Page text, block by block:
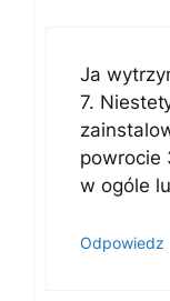
Ja
7.
powrocie
w ogóle
Odpowiedz